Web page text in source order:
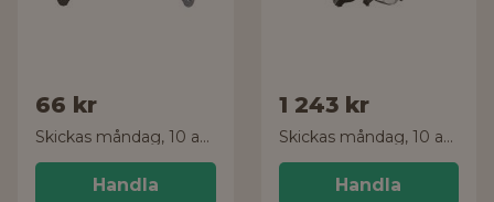
66 kr
Skickas måndag, 10 aug.
Handla
1 243 kr
Skickas måndag, 10 aug.
Handla